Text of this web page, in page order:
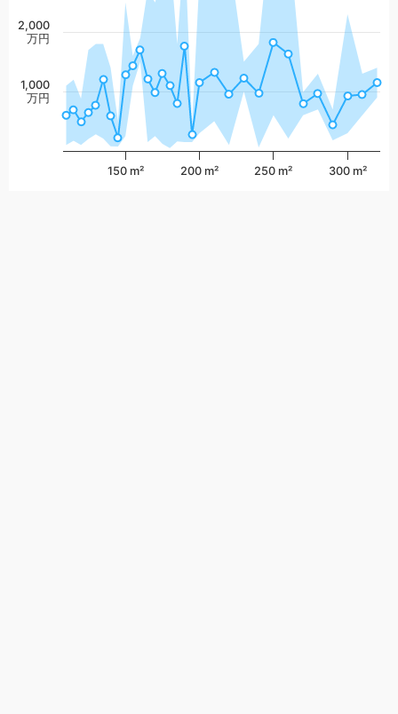
150 m² 200 m² 250 m² 300 m²
1,000
万円
2,000
万円